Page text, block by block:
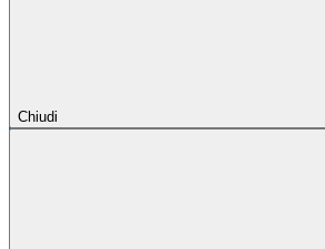
Chiudi